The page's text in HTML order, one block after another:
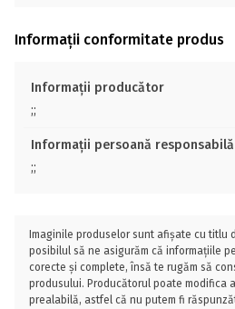
Informații conformitate produs
Informații producător
;;
Informații persoană responsabilă
;;
Imaginile produselor sunt afișate cu titlu
posibilul să ne asigurăm că informațiile
corecte și complete, însă te rugăm să
produsului. Producătorul poate modifica
prealabilă, astfel că nu putem fi